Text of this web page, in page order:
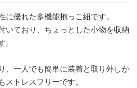
に優れた多機能抱っこ紐です。
いており、ちょっとした小物を収納
、一人でも簡単に装着と取り外しが
トレスフリーです。